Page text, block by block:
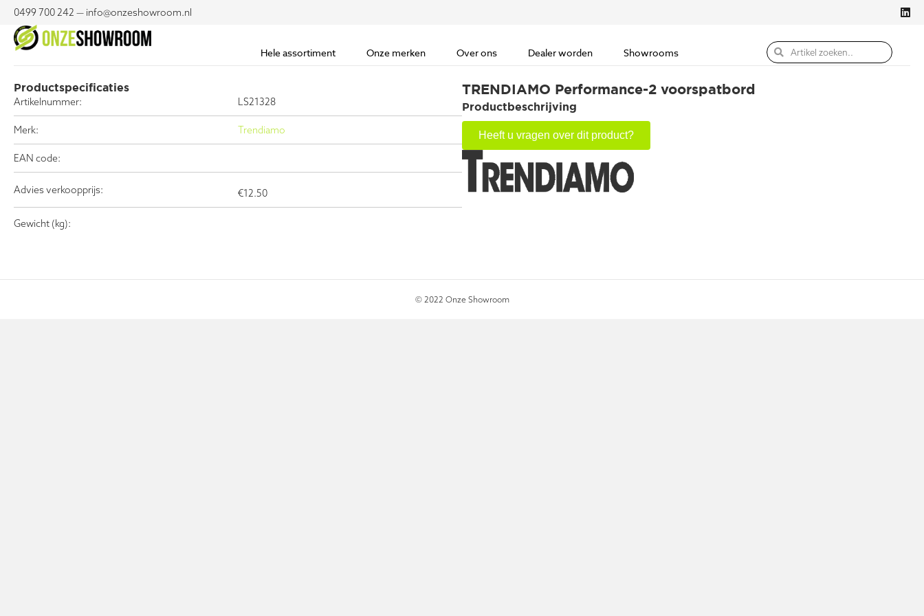
0499 700 242 — info@onzeshowroom.nl
Hele assortiment Onze merken Over ons Dealer worden Showrooms
Productspecificaties
Artikelnummer:
LS21328
Merk: Trendiamo
EAN code:
Advies verkoopprijs: €12.50
Gewicht (kg):
TRENDIAMO Performance-2 voorspatbord
Productbeschrijving
Heeft u vragen over dit product?
© 2022 Onze Showroom